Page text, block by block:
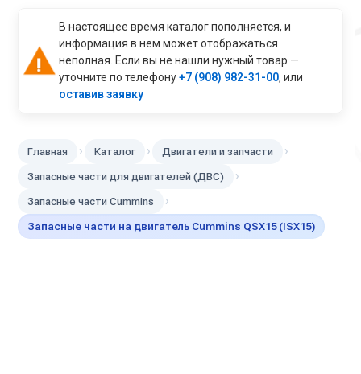
В настоящее время каталог пополняется, и
информация в нем может отображаться
неполная. Если вы не нашли нужный товар —
уточните по телефону+7 (908) 982-31-00, или
оставив заявку
Главная › Каталог › Двигатели и запчасти ›
Запасные части для двигателей (ДВС) ›
Запасные части Cummins ›
Запасные части на двигатель Cummins QSX15 (ISX15)